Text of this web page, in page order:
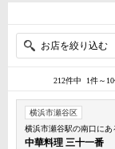
お店を絞り込む
212件中 1件～
横浜市瀬谷区
横浜市瀬谷駅の南口に
中華料理 三十一番